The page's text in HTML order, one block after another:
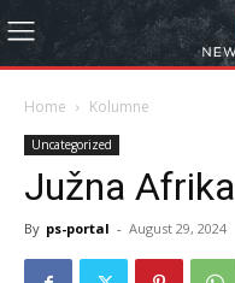
Home Kolumne
Uncategorized
Južna Afrika
By ps-portal - August 29, 2024